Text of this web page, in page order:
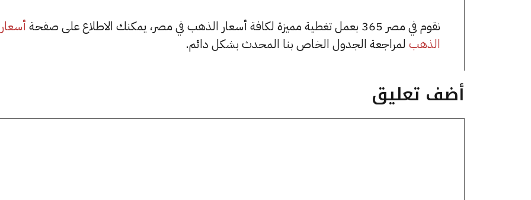
نقوم في مصر 365 بعمل تغطية مميزة لكافة أسعار الذهب في مصر، يمكنك الاطلاع على صفحة
أسعار
الذهب لمراجعة الجدول الخاص بنا المحدث بشكل دائم.
أضف تعليق